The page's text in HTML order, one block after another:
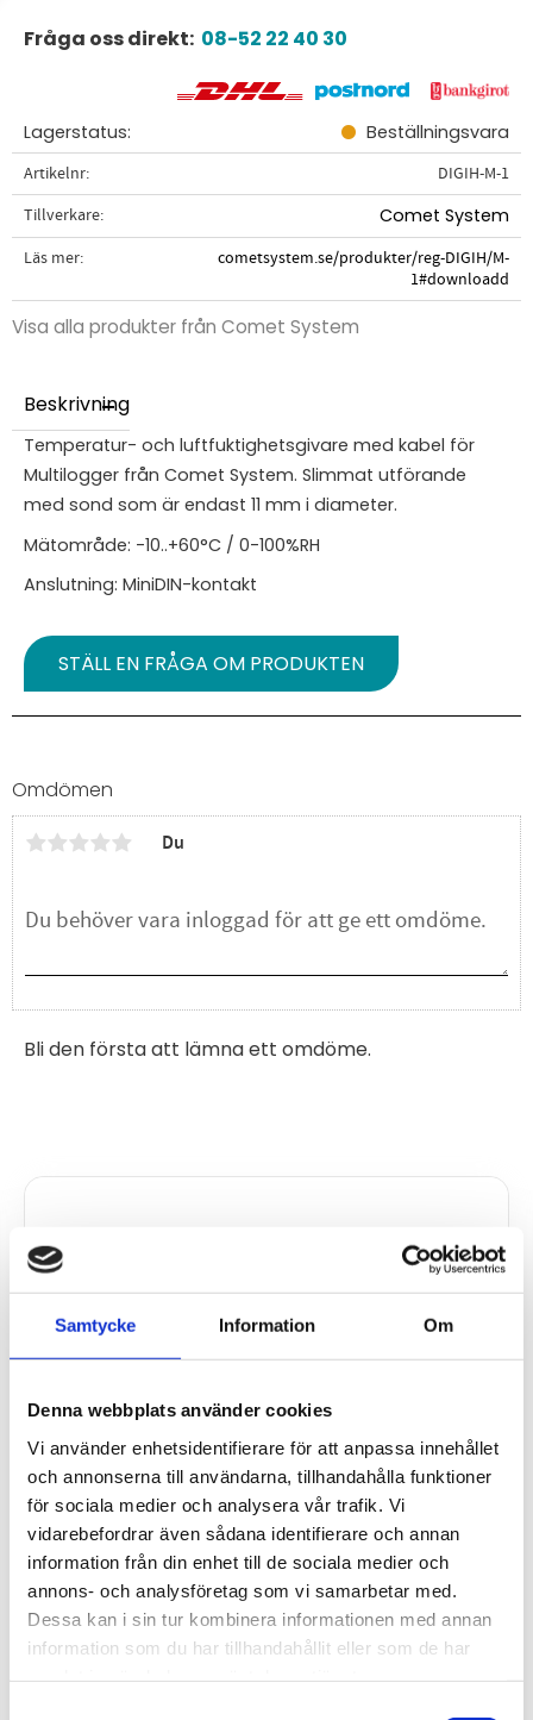
Samtycke Information Om
Denna webbplats använder cookies
Vi använder enhetsidentifierare för att anpassa innehållet
och annonserna till användarna, tillhandahålla funktioner
för sociala medier och analysera vår trafik. Vi
vidarebefordrar även sådana identifierare och annan
information från din enhet till de sociala medier och
annons- och analysföretag som vi samarbetar med.
Dessa kan i sin tur kombinera informationen med annan
information som du har tillhandahållit eller som de har
Fråga oss direkt: 08-52 22 40 30
Lagerstatus Beställningsvara
Artikelnr
DIGIH-M-1
Tillverkare
Comet System
Läs mer
cometsystem.se/produkter/reg-DIGIH/M-
1#downloadd
Visa alla produkter från Comet System
Beskrivning
Temperatur- och luftfuktighetsgivare med kabel för
Multilogger från Comet System. Slimmat utförande
med sond som är endast 11 mm i diameter.
Mätområde: -10..+60°C / 0-100%RH
Anslutning: MiniDIN-kontakt
STÄLL EN FRÅGA OM PRODUKTEN
Omdömen
Du
Bli den första att lämna ett omdöme.